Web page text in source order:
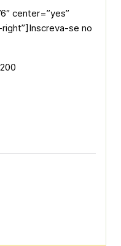
center=”yes”
se no